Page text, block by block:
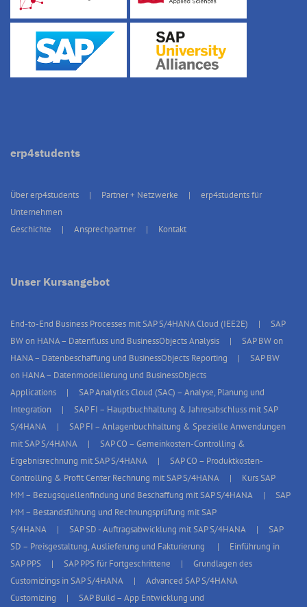
erp4students
Über erp4students Partner + Netzwerke
erp4students für
Unternehmen
Geschichte
Ansprechpartner Kontakt
Unser Kursangebot
End-to-End Business Processes mit SAP S/4HANA Cloud (IEE2E)
SAP
BW on HANA – Datenfluss und BusinessObjects Analysis
SAP BW on
HANA – Datenbeschaffung und BusinessObjects Reporting
SAP BW
on HANA – Datenmodellierung und BusinessObjects
Applications
SAP Analytics Cloud (SAC) – Analyse, Planung und
Integration
SAP FI – Hauptbuchhaltung & Jahresabschluss mit SAP
S/4HANA
SAP FI – Anlagenbuchhaltung & Spezielle Anwendungen
mit SAP S/4HANA
SAP CO – Gemeinkosten-Controlling &
Ergebnisrechnung mit SAP S/4HANA
SAP CO – Produktkosten-
Controlling & Profit Center Rechnung mit SAP S/4HANA
Kurs SAP
MM – Bezugsquellenfindung und Beschaffung mit SAP S/4HANA
SAP
MM – Bestandsführung und Rechnungsprüfung mit SAP
S/4HANA
SAP SD - Auftragsabwicklung mit SAP S/4HANA
SAP
SD – Preisgestaltung, Auslieferung und Fakturierung
Einführung in
SAP PPS
SAP PPS für Fortgeschrittene
Grundlagen des
Customizings in SAP S/4HANA
Advanced SAP S/4HANA
Customizing
SAP Build – App Entwicklung und